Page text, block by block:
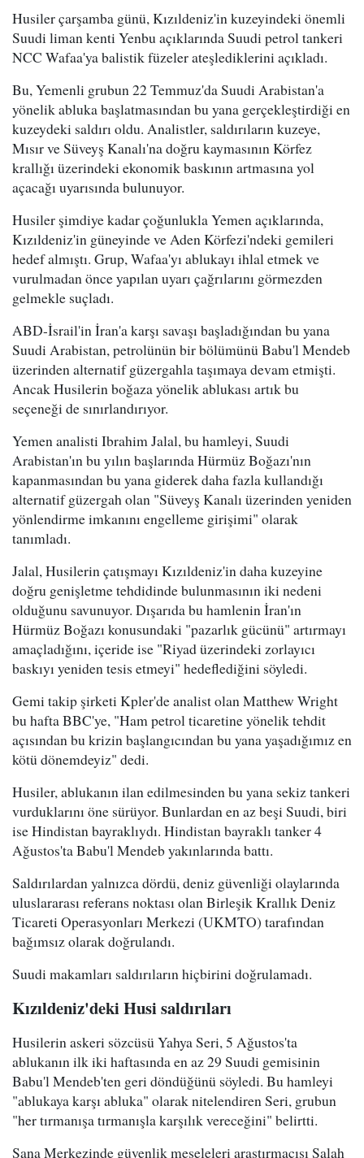
Husiler çarşamba günü, Kızıldeniz'in kuzeyindeki önemli
Suudi liman kenti Yenbu açıklarında Suudi petrol tankeri
NCC Wafaa'ya balistik füzeler ateşlediklerini açıkladı.
Bu, Yemenli grubun 22 Temmuz'da Suudi Arabistan'a
yönelik abluka başlatmasından bu yana gerçekleştirdiği en
kuzeydeki saldırı oldu. Analistler, saldırıların kuzeye,
Mısır ve Süveyş Kanalı'na doğru kaymasının Körfez
krallığı üzerindeki ekonomik baskının artmasına yol
açacağı uyarısında bulunuyor.
Husiler şimdiye kadar çoğunlukla Yemen açıklarında,
Kızıldeniz'in güneyinde ve Aden Körfezi'ndeki gemileri
hedef almıştı. Grup, Wafaa'yı ablukayı ihlal etmek ve
vurulmadan önce yapılan uyarı çağrılarını görmezden
gelmekle suçladı.
ABD-İsrail'in İran'a karşı savaşı başladığından bu yana
Suudi Arabistan, petrolünün bir bölümünü Babu'l Mendeb
üzerinden alternatif güzergahla taşımaya devam etmişti.
Ancak Husilerin boğaza yönelik ablukası artık bu
seçeneği de sınırlandırıyor.
Yemen analisti Ibrahim Jalal, bu hamleyi, Suudi
Arabistan'ın bu yılın başlarında Hürmüz Boğazı'nın
kapanmasından bu yana giderek daha fazla kullandığı
alternatif güzergah olan "Süveyş Kanalı üzerinden yeniden
yönlendirme imkanını engelleme girişimi" olarak
tanımladı.
Jalal, Husilerin çatışmayı Kızıldeniz'in daha kuzeyine
doğru genişletme tehdidinde bulunmasının iki nedeni
olduğunu savunuyor. Dışarıda bu hamlenin İran'ın
Hürmüz Boğazı konusundaki "pazarlık gücünü" artırmayı
amaçladığını, içeride ise "Riyad üzerindeki zorlayıcı
baskıyı yeniden tesis etmeyi" hedeflediğini söyledi.
Gemi takip şirketi Kpler'de analist olan Matthew Wright
bu hafta BBC'ye, "Ham petrol ticaretine yönelik tehdit
açısından bu krizin başlangıcından bu yana yaşadığımız en
kötü dönemdeyiz" dedi.
Husiler, ablukanın ilan edilmesinden bu yana sekiz tankeri
vurduklarını öne sürüyor. Bunlardan en az beşi Suudi, biri
ise Hindistan bayraklıydı. Hindistan bayraklı tanker 4
Ağustos'ta Babu'l Mendeb yakınlarında battı.
Saldırılardan yalnızca dördü, deniz güvenliği olaylarında
uluslararası referans noktası olan Birleşik Krallık Deniz
Ticareti Operasyonları Merkezi (UKMTO) tarafından
bağımsız olarak doğrulandı.
Suudi makamları saldırıların hiçbirini doğrulamadı.
Kızıldeniz'deki Husi saldırıları
Husilerin askeri sözcüsü Yahya Seri, 5 Ağustos'ta
ablukanın ilk iki haftasında en az 29 Suudi gemisinin
Babu'l Mendeb'ten geri döndüğünü söyledi. Bu hamleyi
"ablukaya karşı abluka" olarak nitelendiren Seri, grubun
"her tırmanışa tırmanışla karşılık vereceğini" belirtti.
Sana Merkezinde güvenlik meseleleri araştırmacısı Salah